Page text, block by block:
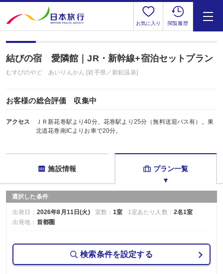
お気に入り 閲覧履歴
結びの宿 愛隣館｜JR・新幹線+宿泊セットプラン
むすびのやど あいりんかん [岩手県／新鉛温泉]
お客様の総合評価 収集中
アクセス
ＪＲ新花巻駅より40分、花巻駅より25分（無料送迎バス有）。東
北道花巻南ICよりお車で20分。
施設情報 プラン一覧
選択した条件
出発日： 2026年8月11日(火) 室数：1室 1室あたり人数： 2名1室
出発地： 首都圏
検索条件を設定する